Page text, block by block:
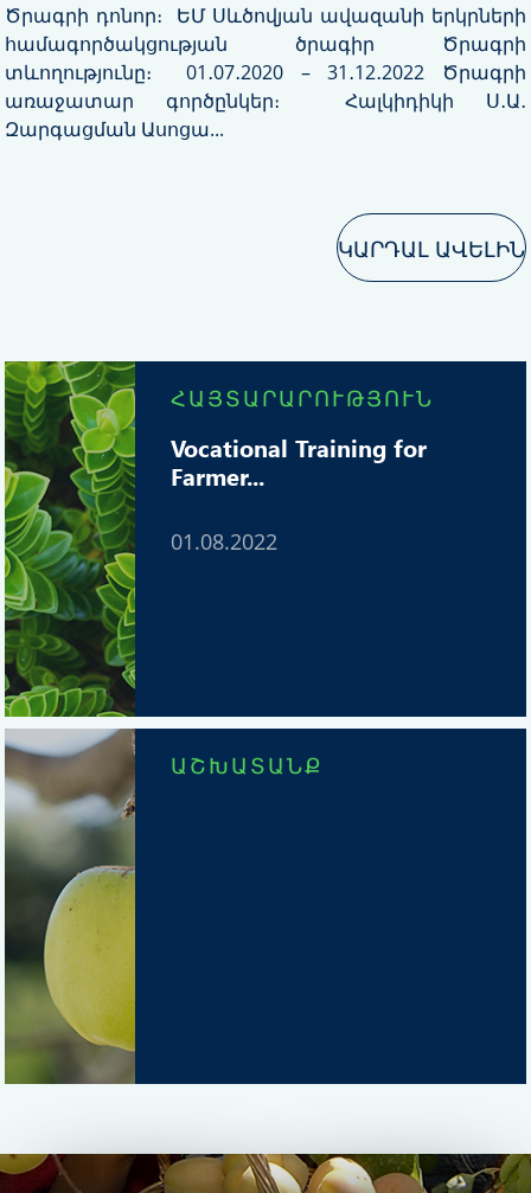
Ծրագրի դոնոր։ ԵՄ Սևծովյան ավազանի երկրների
համագործակցության ծրագիր Ծրագրի
տևողությունը։ 01․07․2020 – 31․12․2022 Ծրագրի
առաջատար գործընկեր։ Հալկիդիկի Ս․Ա․
Զարգացման Ասոցա...
ԿԱՐԴԱԼ ԱՎԵԼԻՆ
ՀԱՅՏԱՐԱՐՈՒԹՅՈՒՆ
Vocational Training for
Farmer...
01.08.2022
ԱՇԽԱՏԱՆՔ